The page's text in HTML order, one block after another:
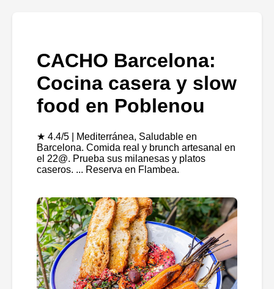
CACHO Barcelona:
Cocina casera y slow
food en Poblenou
★ 4.4/5 | Mediterránea, Saludable en
Barcelona. Comida real y brunch artesanal en
el 22@. Prueba sus milanesas y platos
caseros. ... Reserva en Flambea.